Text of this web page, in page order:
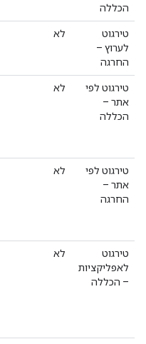
הכללה
טירגוט
לערוץ –
החרגה
לא
טירגוט לפי
אתר –
הכללה
לא
טירגוט לפי
אתר –
החרגה
לא
טירגוט
לאפליקציות
– הכללה
לא